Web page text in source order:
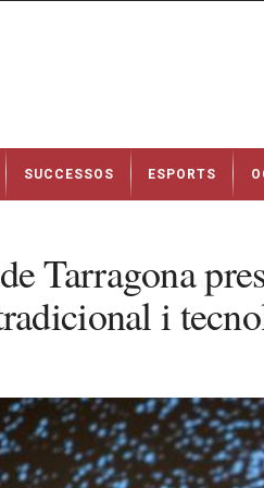
SUCCESSOS ESPORTS
Tarragona
i